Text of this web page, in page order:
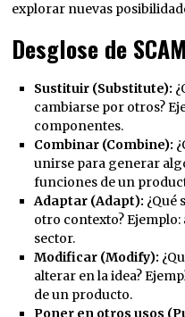
explorar nuevas
Desglose de
Sustituir (Substitute):
cambiarse por otros?
componentes.
Combinar (Combine):
unirse para generar
funciones de un
Adaptar (Adapt): ¿Qué
otro contexto?
sector.
Modificar (Modify):
alterar en la idea?
de un producto.
Poner en otros usos